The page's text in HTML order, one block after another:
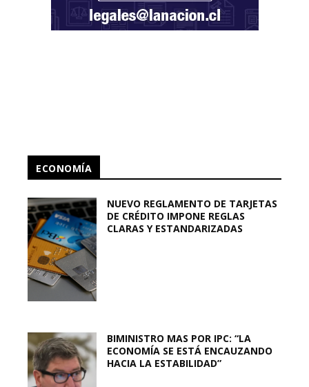
ECONOMÍA
NUEVO REGLAMENTO DE TARJETAS
DE CRÉDITO IMPONE REGLAS
CLARAS Y ESTANDARIZADAS
BIMINISTRO MAS POR IPC: “LA
ECONOMÍA SE ESTÁ ENCAUZANDO
HACIA LA ESTABILIDAD”